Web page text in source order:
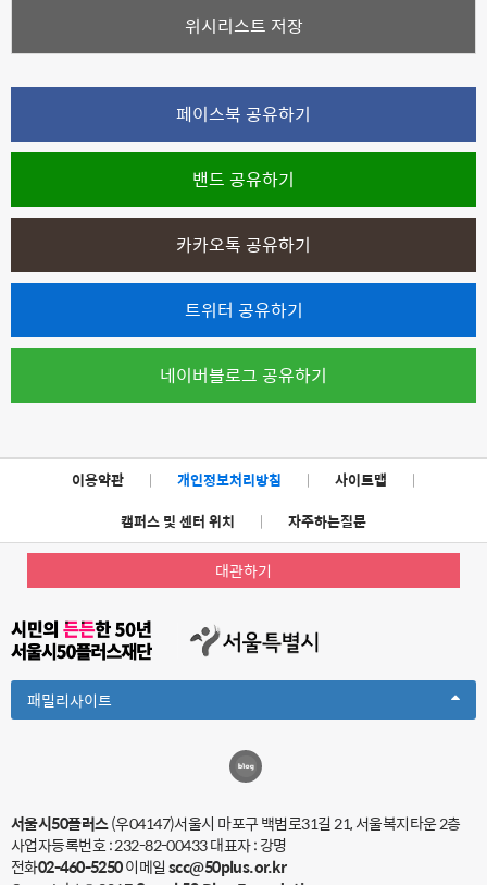
위시리스트 저장
페이스북 공유하기
밴드 공유하기
카카오톡 공유하기
트위터 공유하기
네이버블로그 공유하기
이용약관 | 개인정보처리방침 | 사이트맵
|
캠퍼스 및 센터 위치
| 자주하는질문
대관하기
패밀리사이트Toggle
Dropdown
서울시50플러스(우04147)서울시 마포구 백범로31길 21, 서울복지타운 2층
사업자등록번호 : 232-82-00433대표자 : 강명
전화02-460-5250이메일scc@50plus.or.kr